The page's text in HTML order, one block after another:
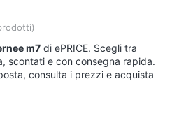
m7 di ePRICE. Scegli tra
scontati e con consegna rapida.
consulta i prezzi e acquista